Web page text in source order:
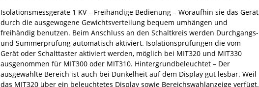
Isolationsmessgeräte 1 KV – Freihändige Bedienung – Woraufhin sie das Gerät
durch die ausgewogene Gewichtsverteilung bequem umhängen und
freihändig benutzen. Beim Anschluss an den Schaltkreis werden Durchgangs-
und Summerprüfung automatisch aktiviert. Isolationsprüfungen die vom
Gerät oder Schalttaster aktiviert werden, möglich bei MIT320 und MIT330
ausgenommen für MIT300 oder MIT310. Hintergrundbeleuchtet – Der
ausgewählte Bereich ist auch bei Dunkelheit auf dem Display gut lesbar. Weil
das MIT320 über ein beleuchtetes Display sowie Bereichswahlanzeige verfügt.